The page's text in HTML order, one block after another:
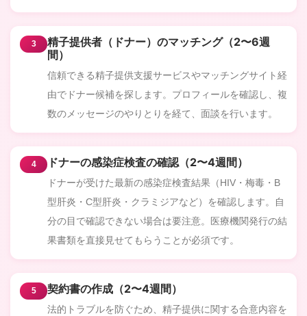
3
精子提供者（ドナー）のマッチング（2〜6週
間）
信頼できる精子提供支援サービスやマッチングサイト経
由でドナー候補を探します。プロフィールを確認し、複
数のメッセージのやりとりを経て、面談を行います。
4 ドナーの感染症検査の確認（2〜4週間）
ドナーが受けた最新の感染症検査結果（HIV・梅毒・B
型肝炎・C型肝炎・クラミジアなど）を確認します。自
分の目で確認できない場合は要注意。医療機関発行の結
果書類を直接見せてもらうことが必須です。
5 契約書の作成（2〜4週間）
法的トラブルを防ぐため、精子提供に関する合意内容を